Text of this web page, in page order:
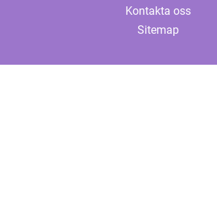
Kontakta oss
Sitemap